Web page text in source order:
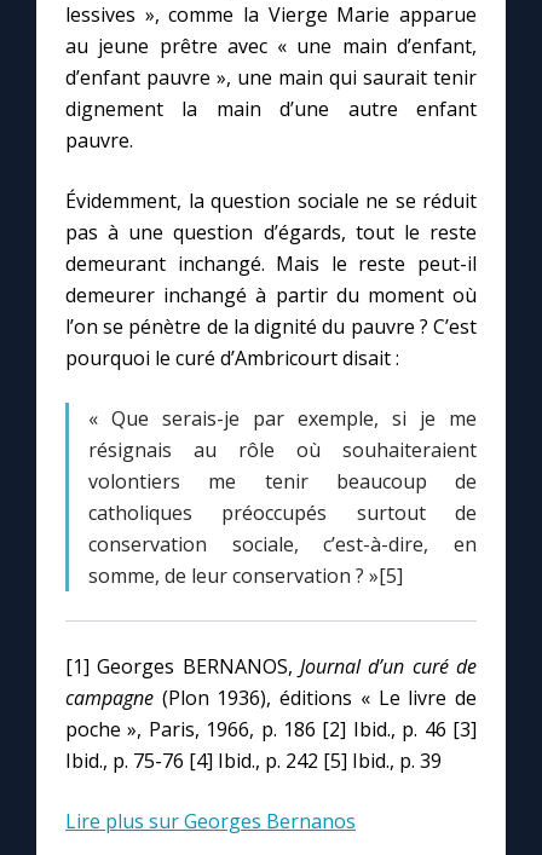
lessives », comme la Vierge Marie apparue
au jeune prêtre avec « une main d’enfant,
d’enfant pauvre », une main qui saurait tenir
dignement la main d’une autre enfant
pauvre.
Évidemment, la question sociale ne se réduit
pas à une question d’égards, tout le reste
demeurant inchangé. Mais le reste peut-il
demeurer inchangé à partir du moment où
l’on se pénètre de la dignité du pauvre ? C’est
pourquoi le curé d’Ambricourt disait :
« Que serais-je par exemple, si je me
résignais au rôle où souhaiteraient
volontiers me tenir beaucoup de
catholiques préoccupés surtout de
conservation sociale, c’est-à-dire, en
somme, de leur conservation ? »[5]
[1] Georges BERNANOS, Journal d’un curé de
campagne (Plon 1936), éditions « Le livre de
poche », Paris, 1966, p. 186 [2] Ibid., p. 46 [3]
Ibid., p. 75-76 [4] Ibid., p. 242 [5] Ibid., p. 39
Lire plus sur Georges Bernanos